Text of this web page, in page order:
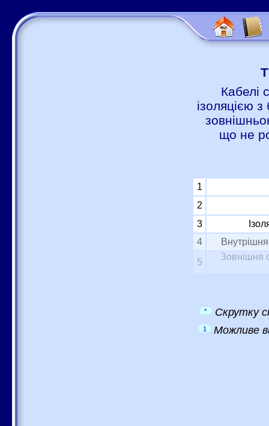
Кабелі
ізоляцією з
що не
1
2
3
4
Внутрішня
5
Зовнішня
* Скрутку
1 Можливе